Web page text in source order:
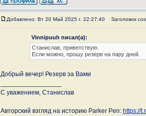
Добавлено: Вт 20 Май 2025 г. 22:27:40 Заголовок
Vinnipuuh писал(а):
Станислав, приветствую.
Если можно, прошу резерв на пару дней.
Добрый вечер! Резерв за Вами
С уважением, Станислав
Авторский взгляд на историю Parker Pen: https://